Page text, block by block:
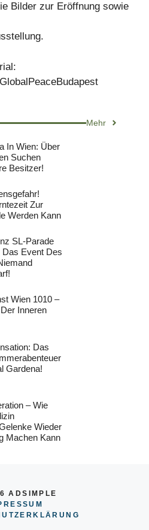
Bilder zur Eröffnung sowie
Mehr
In Wien: Über
Suchen
Besitzer!
Zur
Werden Kann
SL-Parade
Das Event Des
Wien 1010 –
Inneren
Das
Gardena!
– Wie
Wieder
Machen Kann
ADSIMPLE